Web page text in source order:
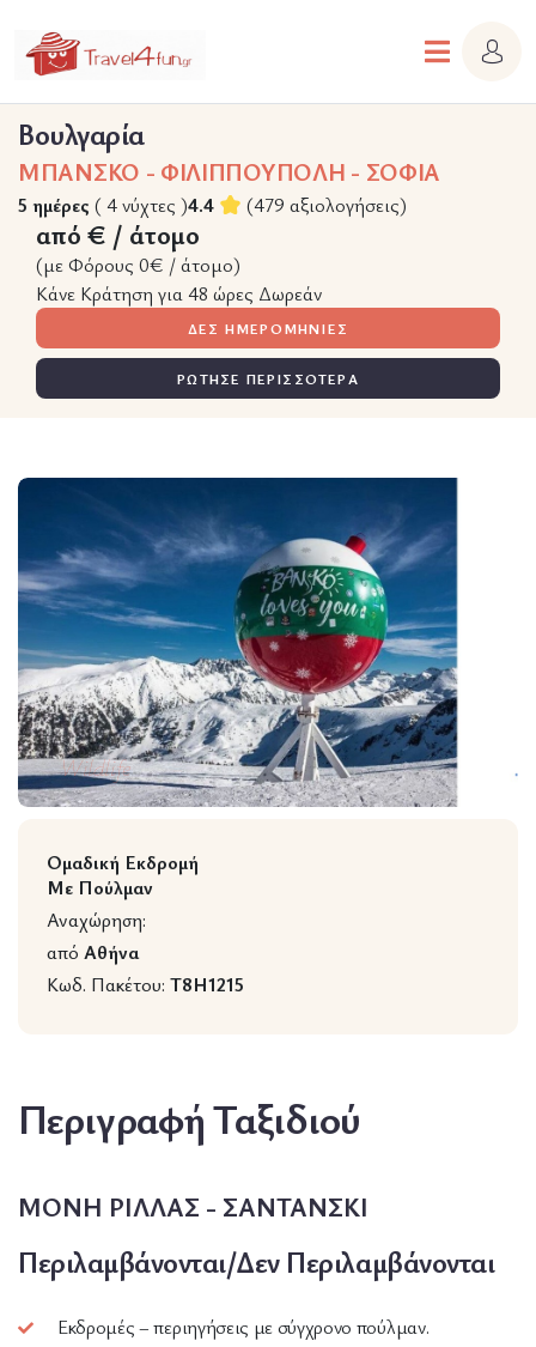
Βουλγαρία
ΜΠΑΝΣΚΟ - ΦΙΛΙΠΠΟΥΠΟΛΗ - ΣΟΦΙΑ
5 ημέρες ( 4 νύχτες )4.4 (479 αξιολογήσεις)
από € / άτομο
(με Φόρους 0€ / άτομο)
Κάνε Κράτηση για 48 ώρες Δωρεάν
ΔΕΣ ΗΜΕΡΟΜΗΝΙΕΣ
ΡΩΤΗΣΕ ΠΕΡΙΣΣΟΤΕΡΑ
Wildlife
Ομαδική Εκδρομή
Με Πούλμαν
Αναχώρηση:
από Αθήνα
Κωδ. Πακέτου: T8H1215
Περιγραφή Ταξιδιού
ΜΟΝΗ ΡΙΛΛΑΣ - ΣΑΝΤΑΝΣΚΙ
Περιλαμβάνονται/Δεν Περιλαμβάνονται
Εκδρομές – περιηγήσεις με σύγχρονο πούλμαν.